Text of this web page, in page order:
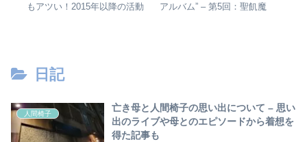
もアツい！2015年以降の活動
アルバム” – 第5回：聖飢魔
日記
人間椅子
亡き母と人間椅子の思い出について – 思い
出のライブや母とのエピソードから着想を
得た記事も